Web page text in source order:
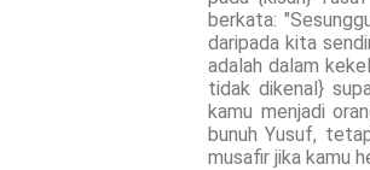
berkata:
daripada kita
adalah dalam
tidak dikenal}
kamu menjadi
bunuh Yusuf,
musafir jika kamu